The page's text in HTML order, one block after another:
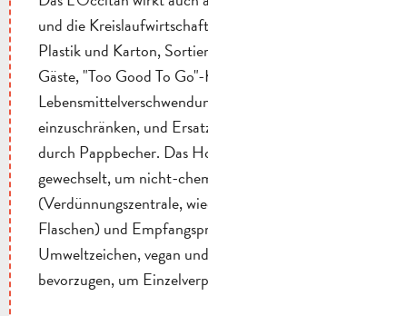
und die Kreislaufwirtschaft ein: Trennung von Glas,
Plastik und Karton, Sortier-Sammelstellen für die
Gäste, "Too Good To Go"-Konto, um die
Lebensmittelverschwendung beim Frühstück
einzuschränken, und Ersatz von Plastikzahngläsern
durch Pappbecher. Das Hotel hat seine Lieferanten
gewechselt, um nicht-chemische Reinigungsmittel
(Verdünnungszentrale, wiederverwendbare
Flaschen) und Empfangsprodukte mit dem
Umweltzeichen, vegan und in Ökopumps zu
bevorzugen, um Einzelverpackungen zu reduzieren.